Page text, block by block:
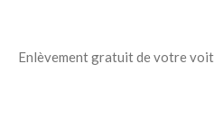
Enlèvement gratuit de votre